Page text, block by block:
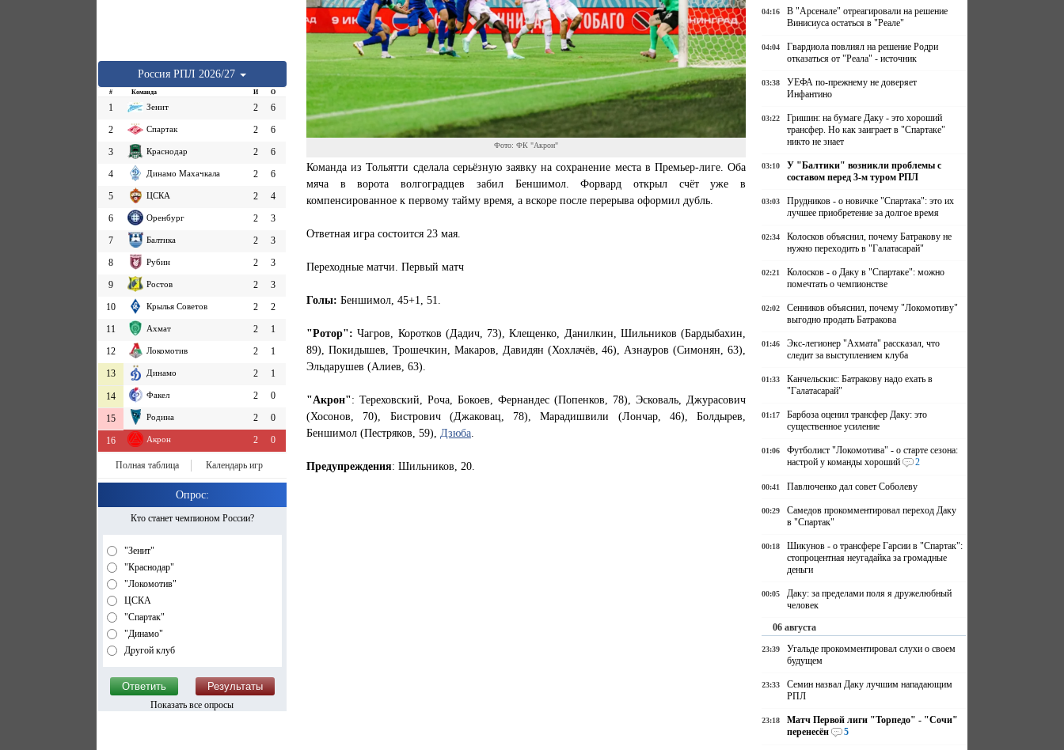
Россия РПЛ 2026/27
# Команда И О
1 Зенит 2
6
2
Спартак 2
6
3
Краснодар 2
6
4
Динамо Махачкала 2
6
5
ЦСКА 2
4
6
Оренбург 2
3
7
Балтика 2
3
8
Рубин 2
3
9
Ростов 2
3
10
Крылья Советов 2
2
11
Ахмат 2
1
12
Локомотив 2
1
13
Динамо 2 1
14 Факел 2 0
15 Родина 2 0
16 Акрон 2 0
Полная таблица Календарь игр
Опрос:
Кто станет чемпионом России?
"Зенит"
"Краснодар"
"Локомотив"
ЦСКА
"Спартак"
"Динамо"
Другой клуб
Показать все опросы
Фото: ФК "Акрон"
Команда из Тольятти сделала серьёзную заявку на сохранение места в Премьер-лиге. Оба
мяча в ворота волгоградцев забил Беншимол. Форвард открыл счёт уже в
компенсированное к первому тайму время, а вскоре после перерыва оформил дубль.
Ответная игра состоится 23 мая.
Переходные матчи. Первый матч
Голы: Беншимол, 45+1, 51.
"Ротор": Чагров, Коротков (Дадич, 73), Клещенко, Данилкин, Шильников (Бардыбахин,
89), Покидышев, Трошечкин, Макаров, Давидян (Хохлачёв, 46), Азнауров (Симонян, 63),
Эльдарушев (Алиев, 63).
"Акрон": Тереховский, Роча, Бокоев, Фернандес (Попенков, 78), Эсковаль, Джурасович
(Хосонов, 70), Бистрович (Джаковац, 78), Марадишвили (Лончар, 46), Болдырев,
Беншимол (Пестряков, 59), Дзюба.
Предупреждения: Шильников, 20.
04:16
В "Арсенале" отреагировали на решение
Винисиуса остаться в "Реале"
04:04
Гвардиола повлиял на решение Родри
отказаться от "Реала" - источник
03:38
УЕФА по-прежнему не доверяет
Инфантино
03:22
Гришин: на бумаге Даку - это хороший
трансфер. Но как заиграет в "Спартаке"
никто не знает
03:10
У "Балтики" возникли проблемы с
составом перед 3-м туром РПЛ
03:03
Прудников - о новичке "Спартака": это их
лучшее приобретение за долгое время
02:34
Колосков объяснил, почему Батракову не
нужно переходить в "Галатасарай"
02:21
Колосков - о Даку в "Спартаке": можно
помечтать о чемпионстве
02:02
Сенников объяснил, почему "Локомотиву"
выгодно продать Батракова
01:46
Экс-легионер "Ахмата" рассказал, что
следит за выступлением клуба
01:33
Канчельскис: Батракову надо ехать в
"Галатасарай"
01:17
Барбоза оценил трансфер Даку: это
существенное усиление
01:06
Футболист "Локомотива" - о старте сезона:
настрой у команды хороший
2
00:41 Павлюченко дал совет Соболеву
00:29
Самедов прокомментировал переход Даку
в "Спартак"
00:18
Шикунов - о трансфере Гарсии в "Спартак":
стопроцентная неугадайка за громадные
деньги
00:05
Даку: за пределами поля я дружелюбный
человек
06 августа
23:39
Угальде прокомментировал слухи о своем
будущем
23:33
Семин назвал Даку лучшим нападающим
РПЛ
23:18
Матч Первой лиги "Торпедо" - "Сочи"
перенесён
5